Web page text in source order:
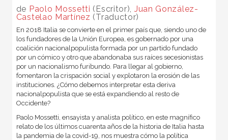
de Paolo Mossetti (Escritor), Juan González-
Castelao Martínez (Traductor)
En 2018 Italia se convierte en el primer país que, siendo uno de
los fundadores de la Unión Europea, es gobernado por una
coalición nacionalpopulista formada por un partido fundado
por un cómico y otro que abandonaba sus raíces secesionistas
por un nacionalismo furibundo. Para llegar al gobierno,
fomentaron la crispación social y explotaron la erosión de las
instituciones. ¿Cómo debemos interpretar esta deriva
nacionalpopulista que se está expandiendo al resto de
Occidente?
Paolo Mossetti, ensayista y analista político, en este magnífico
relato de los últimos cuarenta años de la historia de Italia hasta
la pandemia de la covid-19, nos muestra cómo la política